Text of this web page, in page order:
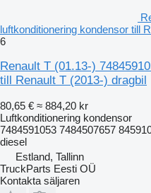
luftkonditionering kondensor till
6
Renault T (01.13-)
till Renault T (2013-) dragbil
80,65 € ≈ 884,20 kr
Luftkonditionering kondensor
7484591053 7484507657
diesel
Estland, Tallinn
TruckParts Eesti OÜ
Kontakta säljaren